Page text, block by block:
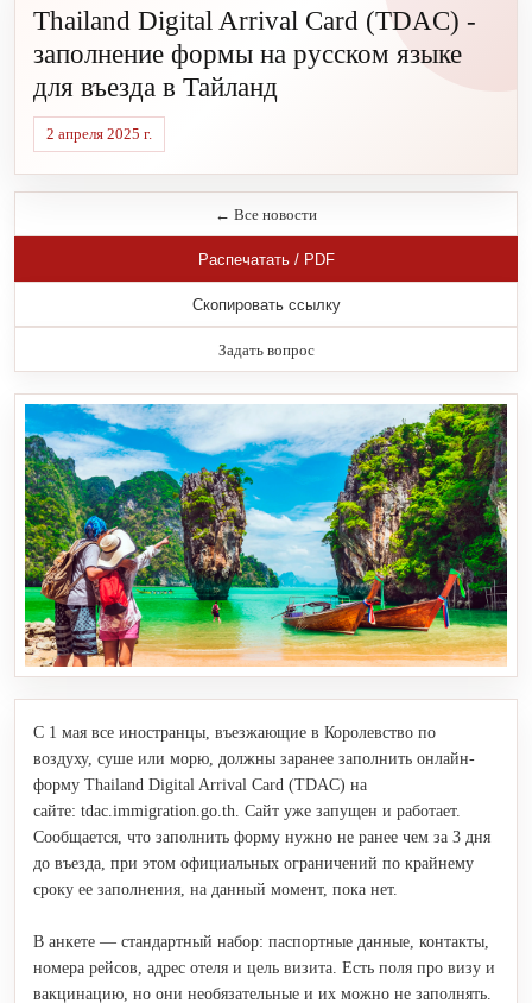
Thailand Digital Arrival Card (TDAC) -
заполнение формы на русском языке
для въезда в Тайланд
2 апреля 2025 г.
← Все новости
Распечатать / PDF
Скопировать ссылку
Задать вопрос
C 1 мая все иностранцы, въезжающие в Королевство по
воздуху, суше или морю, должны заранее заполнить онлайн-
форму Thailand Digital Arrival Card (TDAC) на
сайте: tdac.immigration.go.th. Сайт уже запущен и работает.
Сообщается, что заполнить форму нужно не ранее чем за 3 дня
до въезда, при этом официальных ограничений по крайнему
сроку ее заполнения, на данный момент, пока нет.
В анкете — стандартный набор: паспортные данные, контакты,
номера рейсов, адрес отеля и цель визита. Есть поля про визу и
вакцинацию, но они необязательные и их можно не заполнять.